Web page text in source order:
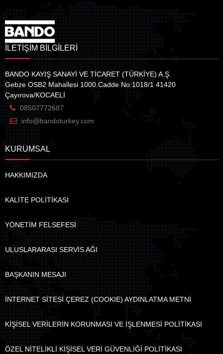
İLETİŞİM BİLGİLERİ
BANDO KAYIŞ SANAYİ VE TİCARET (TÜRKİYE) A.Ş.
Gebze OSB2 Mahallesi 1000.Cadde No:1018/1 41420
Çayırova/KOCAELİ
08507772687
info@bandoturkey.com
KURUMSAL
HAKKIMIZDA
KALİTE POLİTİKASI
YÖNETİM FELSEFESİ
ULUSLARARASI SERVİS AĞI
BAŞKANIN MESAJI
İNTERNET SİTESİ ÇEREZ (COOKIE) AYDINLATMA METNİ
KİŞİSEL VERİLERİN KORUNMASI VE İŞLENMESİ POLİTİKASI
ÖZEL NİTELİKLİ KİŞİSEL VERİ GÜVENLİĞİ POLİTİKASI